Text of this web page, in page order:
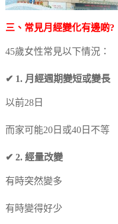
三、常見月經變化有邊啲?
45歲女性常見以下情況：
✔ 1. 月經週期變短或變長
以前28日
而家可能20日或40日不等
✔ 2. 經量改變
有時突然變多
有時變得好少